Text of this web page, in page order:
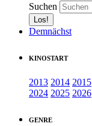
Suchen
Demnächst
KINOSTART
2013 2014 2015
2024 2025 2026
GENRE